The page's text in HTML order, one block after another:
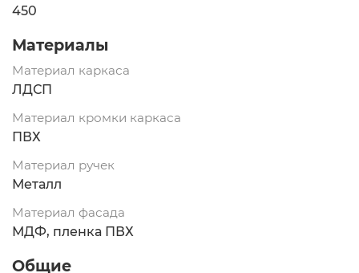
450
Материалы
Материал каркаса
ЛДСП
Материал кромки каркаса
ПВХ
Материал ручек
Металл
Материал фасада
МДФ, пленка ПВХ
Общие